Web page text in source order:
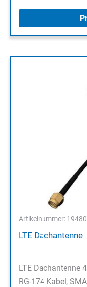
Artikelnummer:
LTE Dachantenne
LTE Dachantenne
RG-174 Kabel,